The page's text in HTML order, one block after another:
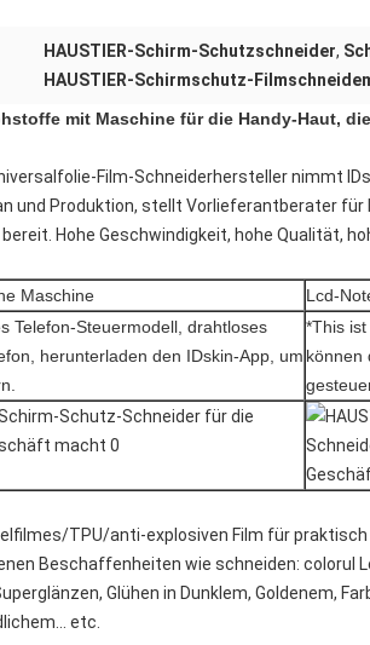
HAUSTIER-Schirm-Schutzschneider,
HAUSTIER-Schirmschutz-
mit Maschine für die Handy-Haut,
Film-Schneiderhersteller nimmt
und Produktion, stellt Vorlieferantberater für
Hohe Geschwindigkeit, hohe Qualität,
Maschine
Lcd-
Telefon-Steuermodell, drahtloses
herunterladen den IDskin-App, um
*This
können
TPU/anti-explosiven Film für
Beschaffenheiten wie schneiden: colorul
Glühen in Dunklem, Goldenem,
etc.